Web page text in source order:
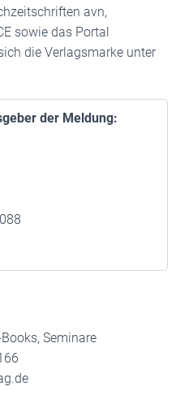
avn,
sowie das Portal
die Verlagsmarke unter
der Meldung:
Seminare